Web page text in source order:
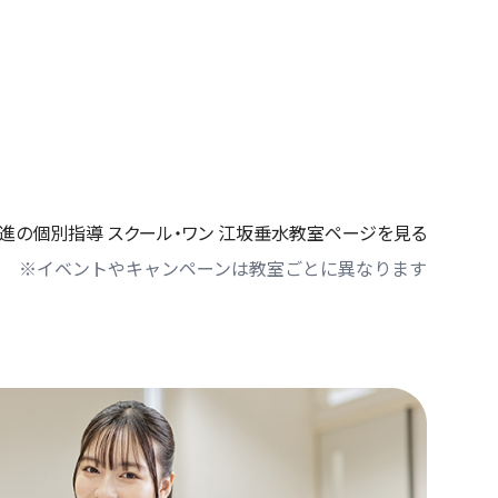
の個別指導 スクール・ワン 江坂垂水教室ページを見る
※イベントやキャンペーンは教室ごとに異なります